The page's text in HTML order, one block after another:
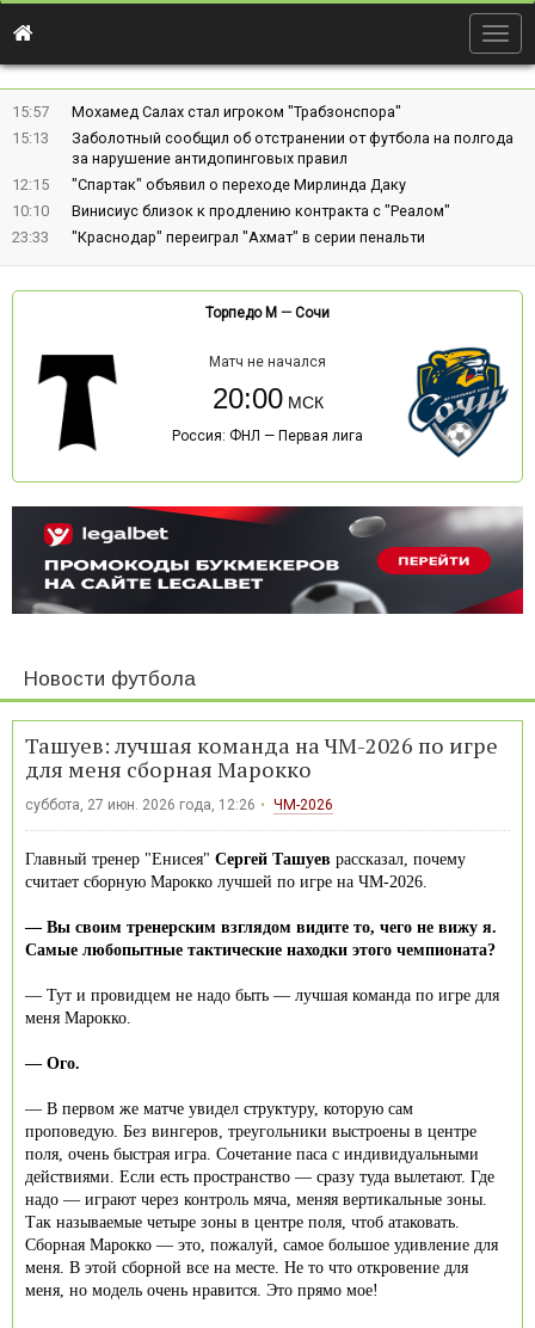
15:57
Мохамед Салах стал игроком "Трабзонспора"
15:13
Заболотный сообщил об отстранении от футбола на полгода
за нарушение антидопинговых правил
12:15
"Спартак" объявил о переходе Мирлинда Даку
10:10
Винисиус близок к продлению контракта с "Реалом"
23:33
"Краснодар" переиграл "Ахмат" в серии пенальти
Торпедо М — Сочи
Матч не начался
20:00
Россия: ФНЛ — Первая лига
Новости футбола
Ташуев: лучшая команда на ЧМ-2026 по игре
для меня сборная Марокко
суббота, 27 июн. 2026 года, 12:26 ЧМ-2026
Главный тренер "Енисея" Сергей Ташуев рассказал, почему
считает сборную Марокко лучшей по игре на ЧМ-2026.
— Вы своим тренерским взглядом видите то, чего не вижу я.
Самые любопытные тактические находки этого чемпионата?
— Тут и провидцем не надо быть — лучшая команда по игре для
меня Марокко.
— Ого.
— В первом же матче увидел структуру, которую сам
проповедую. Без вингеров, треугольники выстроены в центре
поля, очень быстрая игра. Сочетание паса с индивидуальными
действиями. Если есть пространство — сразу туда вылетают. Где
надо — играют через контроль мяча, меняя вертикальные зоны.
Так называемые четыре зоны в центре поля, чтоб атаковать.
Сборная Марокко — это, пожалуй, самое большое удивление для
меня. В этой сборной все на месте. Не то что откровение для
меня, но модель очень нравится. Это прямо мое!